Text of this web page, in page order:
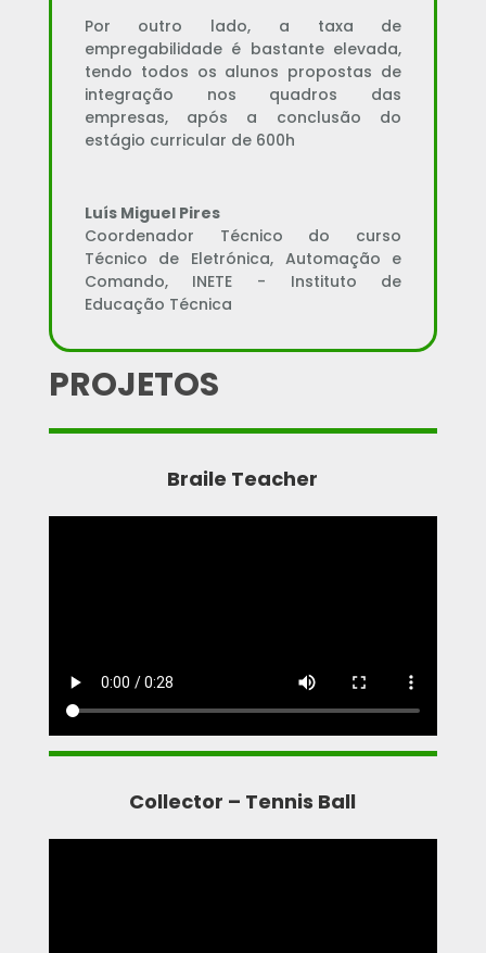
Por outro lado, a taxa de
empregabilidade é bastante elevada,
tendo todos os alunos propostas de
integração nos quadros das
empresas, após a conclusão do
estágio curricular de 600h
Luís Miguel Pires
Coordenador Técnico do curso
Técnico de Eletrónica, Automação e
Comando,
INETE - Instituto de
Educação Técnica
PROJETOS
Braile Teacher
Collector – Tennis Ball